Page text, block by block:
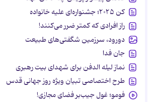
کن ۲۰۲۵؛ جشنواره‌ای علیه خانواده
راز افرادی که کمتر ضرر می‌کنند!
دورود، سرزمین شگفتی‌های طبیعت
جان فدا
نماز لیله الدفن برای شهدای بیت رهبری
طرح اختصاصی تبیان ویژه روز جهانی قدس
فومو؛ غول جیب‌بر فضای مجازی!